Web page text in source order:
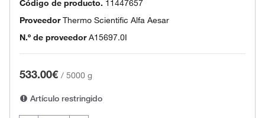
Código de producto. 11447657
ProveedorThermo Scientific Alfa Aesar
N.º de proveedor A15697.0I
533.00€ / 5000 g
Artículo restringido